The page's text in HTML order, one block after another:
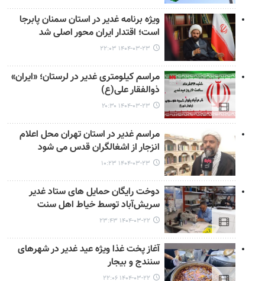
ویژه برنامه غدیر در استان سمنان پابرجا
است؛ اقتدار ایران محور اصلی شد
۱۴۰۴-۰۳-۲۳ ۲۲:۰۳
مراسم کیلومتری غدیر در لرستان؛ «ایران»
ذوالفقار علی(ع)
۱۴۰۴-۰۳-۲۳ ۲۰:۳۰
مراسم غدیر در استان تهران محل اعلام
انزجار از اشغالگران قدس می شود
۱۴۰۴-۰۳-۲۳ ۱۰:۲۳
دوخت رایگان حمایل های ستاد غدیر
سریش‌آباد توسط خیاط اهل سنت
۱۴۰۴-۰۳-۲۲ ۲۳:۴۳
آغاز پخت غذا ویژه عید غدیر در شهرهای
سنندج و بیجار
۱۴۰۴-۰۳-۲۲ ۲۲:۰۶